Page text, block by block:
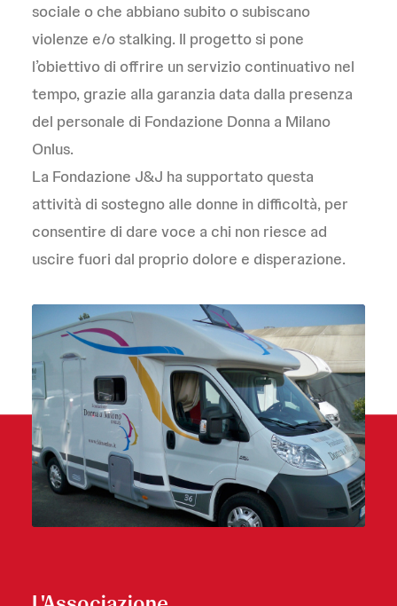
sociale o che abbiano subito o subiscano
violenze e/o stalking. Il progetto si pone
l’obiettivo di offrire un servizio continuativo nel
tempo, grazie alla garanzia data dalla presenza
del personale di Fondazione Donna a Milano
Onlus.
La Fondazione J&J ha supportato questa
attività di sostegno alle donne in difficoltà, per
consentire di dare voce a chi non riesce ad
uscire fuori dal proprio dolore e disperazione.